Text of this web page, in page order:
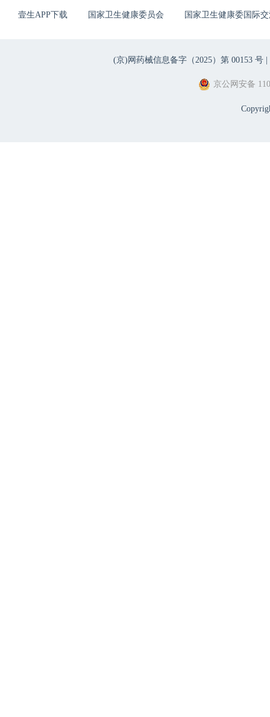
壹生APP下载 国家卫生健康委员会 国家卫生健康委国际
(京)网药械信息备字（2025）第 00153 号 |
京公网安备